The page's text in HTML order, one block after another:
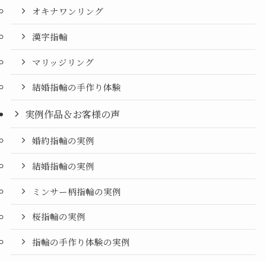
オキナワンリング
漢字指輪
マリッジリング
結婚指輪の手作り体験
実例作品＆お客様の声
婚約指輪の実例
結婚指輪の実例
ミンサー柄指輪の実例
桜指輪の実例
指輪の手作り体験の実例